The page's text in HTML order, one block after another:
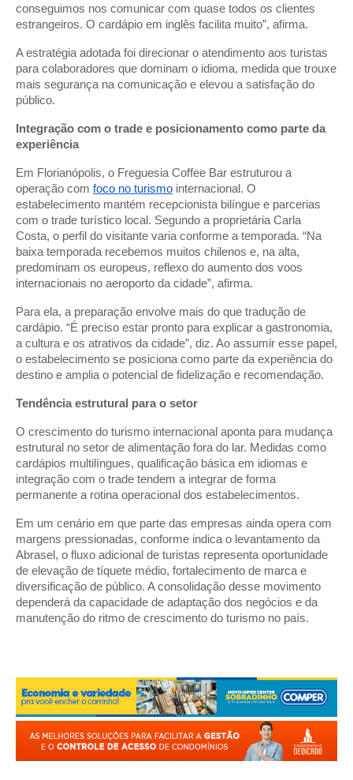
conseguimos nos comunicar com quase todos os clientes
estrangeiros. O cardápio em inglês facilita muito”, afirma.
A estratégia adotada foi direcionar o atendimento aos turistas
para colaboradores que dominam o idioma, medida que trouxe
mais segurança na comunicação e elevou a satisfação do
público.
Integração com o trade e posicionamento como parte da
experiência
Em Florianópolis, o Freguesia Coffee Bar estruturou a
operação com foco no turismo internacional. O
estabelecimento mantém recepcionista bilíngue e parcerias
com o trade turístico local. Segundo a proprietária Carla
Costa, o perfil do visitante varia conforme a temporada. “Na
baixa temporada recebemos muitos chilenos e, na alta,
predominam os europeus, reflexo do aumento dos voos
internacionais no aeroporto da cidade”, afirma.
Para ela, a preparação envolve mais do que tradução de
cardápio. “É preciso estar pronto para explicar a gastronomia,
a cultura e os atrativos da cidade”, diz. Ao assumir esse papel,
o estabelecimento se posiciona como parte da experiência do
destino e amplia o potencial de fidelização e recomendação.
Tendência estrutural para o setor
O crescimento do turismo internacional aponta para mudança
estrutural no setor de alimentação fora do lar. Medidas como
cardápios multilíngues, qualificação básica em idiomas e
integração com o trade tendem a integrar de forma
permanente a rotina operacional dos estabelecimentos.
Em um cenário em que parte das empresas ainda opera com
margens pressionadas, conforme indica o levantamento da
Abrasel, o fluxo adicional de turistas representa oportunidade
de elevação de tíquete médio, fortalecimento de marca e
diversificação de público. A consolidação desse movimento
dependerá da capacidade de adaptação dos negócios e da
manutenção do ritmo de crescimento do turismo no país.